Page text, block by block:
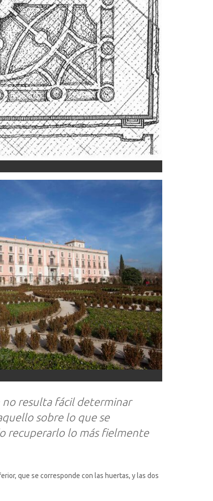
no resulta fácil determinar
sobre lo que se
recuperarlo lo más fielmente
que se corresponde con las huertas, y las dos